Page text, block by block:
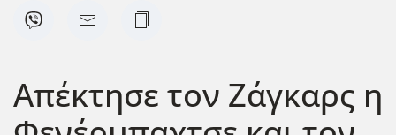
Απέκτησε τον Ζάγκαρς η